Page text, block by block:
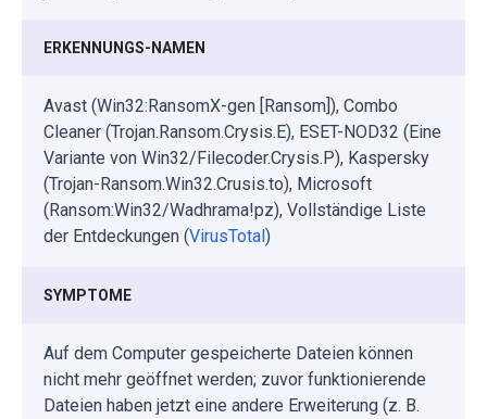
ERKENNUNGS-NAMEN
Avast (Win32:RansomX-gen [Ransom]), Combo
Cleaner (Trojan.Ransom.Crysis.E), ESET-NOD32 (Eine
Variante von Win32/Filecoder.Crysis.P), Kaspersky
(Trojan-Ransom.Win32.Crusis.to), Microsoft
(Ransom:Win32/Wadhrama!pz), Vollständige Liste
der Entdeckungen (VirusTotal)
SYMPTOME
Auf dem Computer gespeicherte Dateien können
nicht mehr geöffnet werden; zuvor funktionierende
Dateien haben jetzt eine andere Erweiterung (z. B.